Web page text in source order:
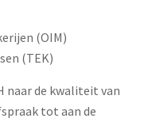
(OIM)
(TEK)
naar de kwaliteit van
tot aan de